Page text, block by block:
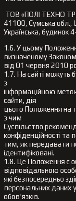
ТОВ «ПОЛІ ТЕХНО
41100, Сумська обл.,
Українська, будинок
1.6. У цьому
визначеному
від 01 червня 2010
1.7. На сайті можуть
з
інформаційною
сайти, дія
цього Положення на
з чим
Суспільство
конфіденційності та
тим, як передавати
ідентифіковані.
1.8. Це Положення є
відповідальною
які безпосередньо
персональних даних
обов'язків.